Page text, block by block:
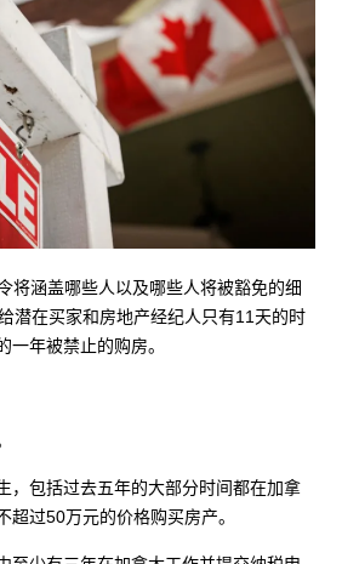
将涵盖哪些人以及哪些人将被豁免的细
潜在买家和房地产经纪人只有11天的时
一年被禁止的购房。
，包括过去五年的大部分时间都在加拿
超过50万元的价格购买房产。